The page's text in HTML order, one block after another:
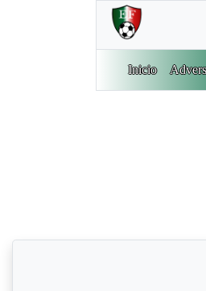
Inicio